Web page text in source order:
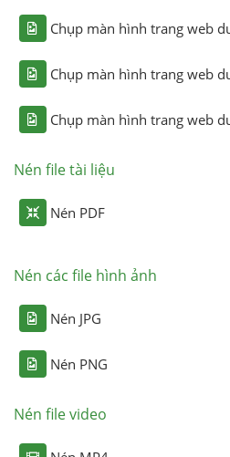
Chụp màn hình trang web
Chụp màn hình trang web
Chụp màn hình trang web
Nén file tài liệu
Nén PDF
Nén các file hình ảnh
Nén JPG
Nén PNG
Nén file video